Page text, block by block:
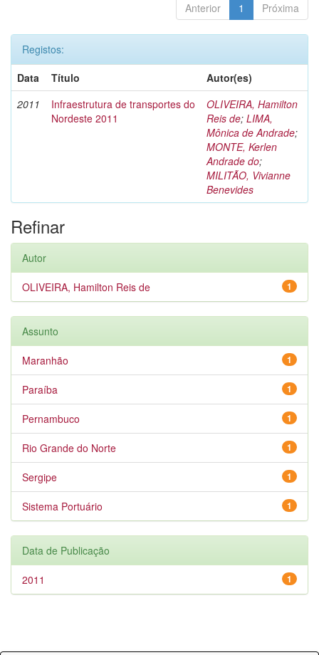
Anterior 1 Próxima
Registos:
Data
Título
Autor(es)
2011
Infraestrutura de transportes do
Nordeste 2011
OLIVEIRA, Hamilton
Reis de; LIMA,
Mônica de Andrade;
MONTE, Kerlen
Andrade do;
MILITÃO, Vivianne
Benevides
Refinar
Autor
1
OLIVEIRA, Hamilton Reis de
Assunto
1
Maranhão
1
Paraíba
1
Pernambuco
1
Rio Grande do Norte
1
Sergipe
1
Sistema Portuário
Data de Publicação
1
2011